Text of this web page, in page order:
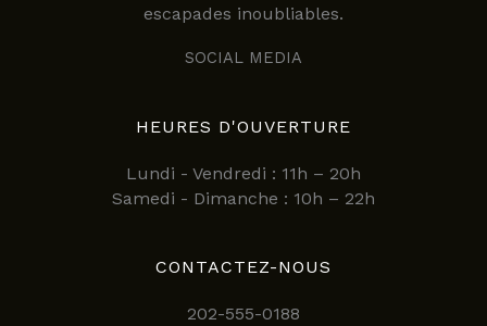
escapades inoubliables.
SOCIAL MEDIA
HEURES D'OUVERTURE
Lundi - Vendredi : 11h – 20h
Samedi - Dimanche : 10h – 22h
CONTACTEZ-NOUS
202-555-0188